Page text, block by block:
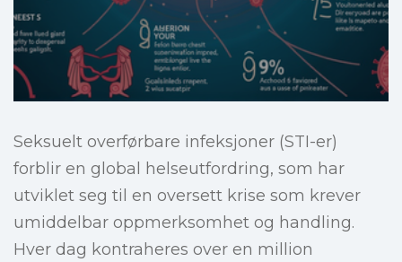
Seksuelt overførbare infeksjoner (STI-er)
forblir en global helseutfordring, som har
utviklet seg til en oversett krise som krever
umiddelbar oppmerksomhet og handling.
Hver dag kontraheres over en million